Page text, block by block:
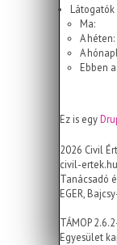
Látogatók
Ma:
A héten:
A
Ebben
Ez is egy
2026 Civil
civil-
Tanácsadó
EGER,
TÁMOP
Egyesület